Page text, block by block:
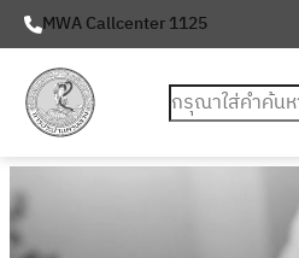
MWA Callcenter 1125
ค้นหา